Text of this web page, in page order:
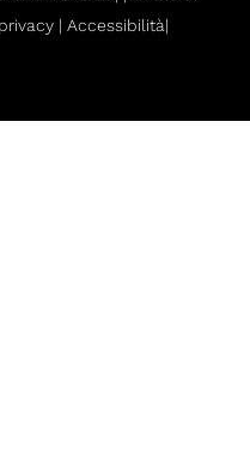
| Accessibilità|